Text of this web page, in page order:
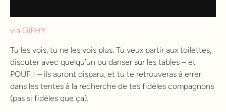
via GIPHY
Tu les vois, tu ne les vois plus. Tu veux partir aux toilettes,
discuter avec quelqu’un ou danser sur les tables – et
POUF ! – ils auront disparu, et tu te retrouveras à errer
dans les tentes à la recherche de tes fidèles compagnons
(pas si fidèles que ça).